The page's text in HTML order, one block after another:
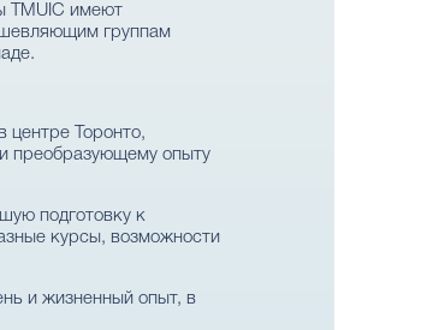
TMUIC имеют
группам
центре Торонто,
преобразующему опыту
подготовку к
курсы, возможности
и жизненный опыт, в